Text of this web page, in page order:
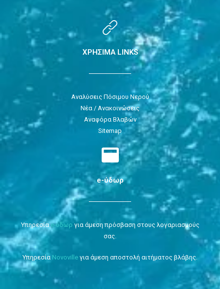
ΧΡΗΣΙΜΑ LINKS
Αναλύσεις Πόσιμου Νερού
Νέα / Ανακοινώσεις
Αναφόρα Βλαβών
Sitemap
e-ύδωρ
Υπηρεσίαe-ύδωρ για άμεση πρόσβαση στους λογαριασμούς
σας.
Υπηρεσία Novoville για άμεση αποστολή αιτήματος βλάβης.